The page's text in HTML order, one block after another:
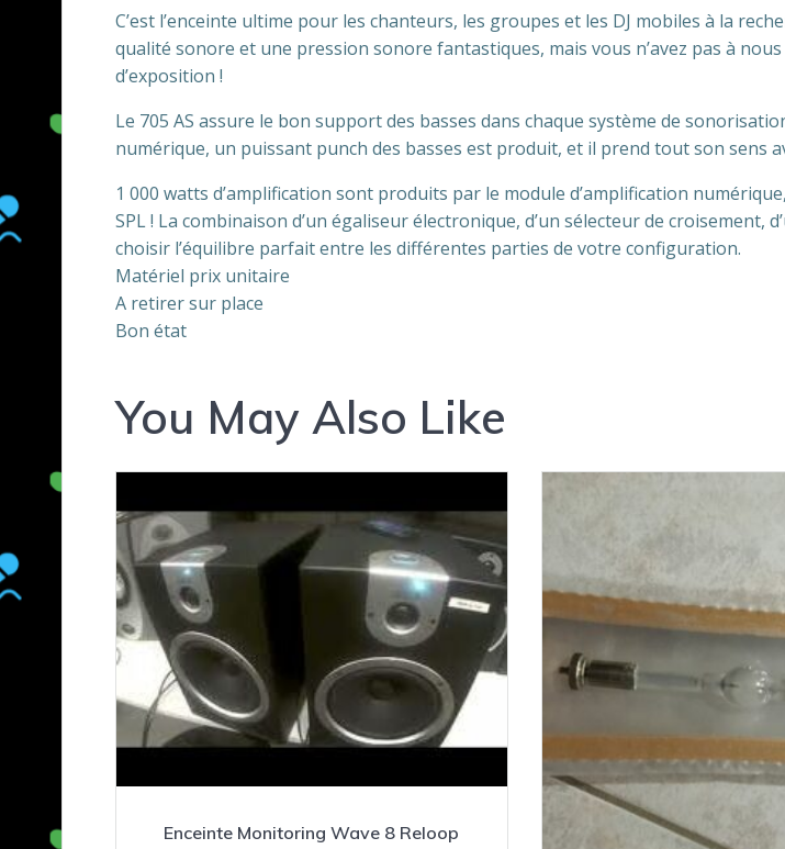
C’est l’enceinte ultime pour les chanteurs, les groupes et les DJ mobiles à la
qualité sonore et une pression sonore fantastiques, mais vous n’avez pas à
d’exposition !
Le 705 AS assure le bon support des basses dans chaque système de
numérique, un puissant punch des basses est produit, et il prend tout son sens
1 000 watts d’amplification sont produits par le module d’amplification
SPL ! La combinaison d’un égaliseur électronique, d’un sélecteur de
choisir l’équilibre parfait entre les différentes parties de votre configuration.
Matériel prix unitaire
A retirer sur place
Bon état
You May Also Like
Enceinte Monitoring Wave 8 Reloop